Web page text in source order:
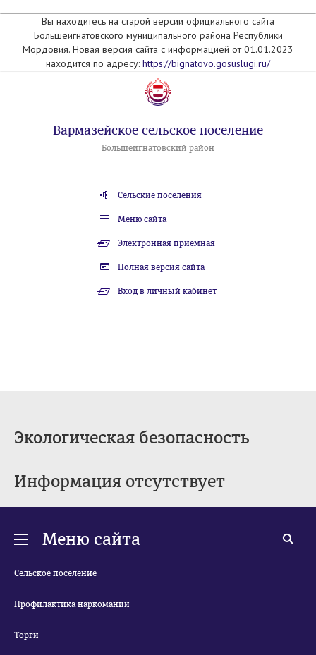
Вы находитесь на старой версии официального сайта
Большеигнатовского муниципального района Республики
Мордовия. Новая версия сайта с информацией от 01.01.2023
находится по адресу: https://bignatovo.gosuslugi.ru/
Вармазейское сельское поселение
Большеигнатовский район
Сельские поселения
Меню сайта
Электронная приемная
Полная версия сайта
Вход в личный кабинет
Экологическая безопасность
Информация отсутствует
Меню сайта
Сельское поселение
Профилактика наркомании
Торги